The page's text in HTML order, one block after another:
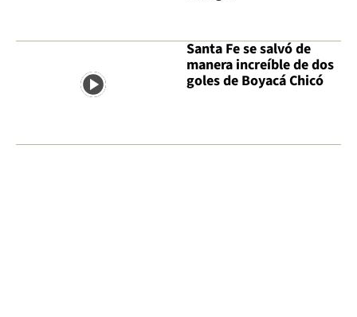
Santa Fe se salvó de
manera increíble de dos
goles de Boyacá Chicó